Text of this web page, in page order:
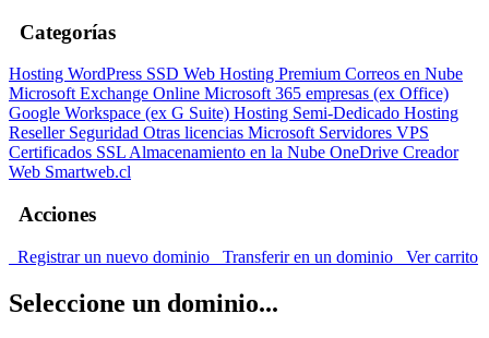
Categorías
Hosting WordPress SSD Web Hosting Premium Correos en Nube
Microsoft Exchange Online Microsoft 365 empresas (ex Office)
Google Workspace (ex G Suite) Hosting Semi-Dedicado Hosting
Reseller Seguridad Otras licencias Microsoft Servidores VPS
Certificados SSLAlmacenamiento en la Nube OneDrive Creador
Web Smartweb.cl
Acciones
Registrar un nuevo dominio Transferir en un dominio Ver carrito
Seleccione un dominio...